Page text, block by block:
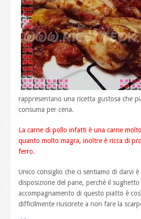
rappresentano una ricetta gustosa che
consuma per cena.
La carne di pollo infatti è una carne
quanto molto magra, inoltre è ricca di
ferro.
Unico consiglio che ci sentiamo di darvi
disposizione del pane, perché il sughetto
accompagnamento di questo piatto è
difficilmente riuscirete a non fare la